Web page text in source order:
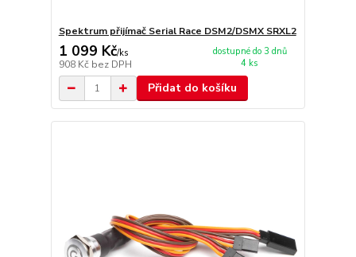
Spektrum přijímač Serial Race DSM2/DSMX SRXL2
1 099 Kč/ks
908 Kč bez DPH
dostupné do 3 dnů
4 ks
Přidat do košíku